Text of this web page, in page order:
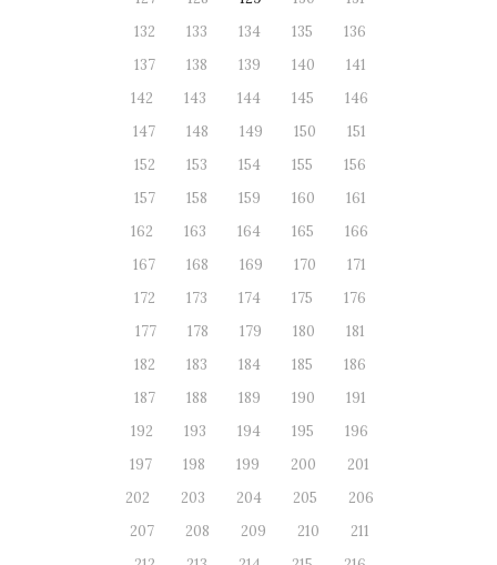
132
133 134 135
136
137
138 139 140
141
142
143 144 145
146
147
148 149 150
151
152
153 154 155
156
157
158 159 160
161
162
163 164 165
166
167
168 169 170
171
172
173 174 175
176
177
178 179 180
181
182
183 184 185
186
187
188 189 190
191
192
193 194 195
196
197
198 199 200
201
202
203 204 205
206
207
208 209 210
211